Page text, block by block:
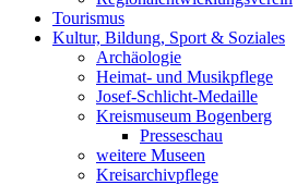
Tourismus
Kultur, Bildung, Sport & Soziales
Archäologie
Heimat- und Musikpflege
Josef-Schlicht-Medaille
Kreismuseum Bogenberg
Presseschau
weitere Museen
Kreisarchivpflege